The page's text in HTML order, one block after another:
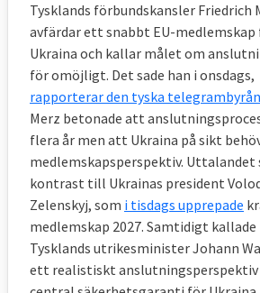
Tysklands förbundskansler Friedrich
avfärdar ett snabbt EU-medlemskap
Ukraina och kallar målet om
för omöjligt. Det sade han i onsdags,
rapporterar den tyska
Merz betonade att
flera år men att Ukraina på sikt
medlemskapsperspektiv. Uttalandet
kontrast till Ukrainas president
Zelenskyj, som i tisdags upprepade
medlemskap 2027. Samtidigt kallade
Tysklands utrikesminister Johann
ett realistiskt anslutningsperspektiv